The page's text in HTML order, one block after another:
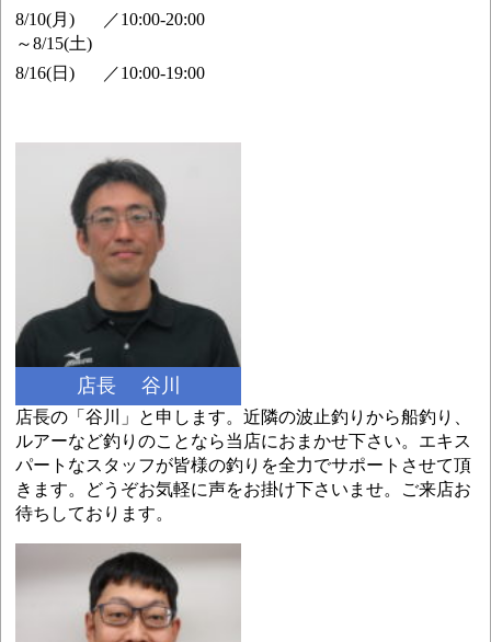
8/10(月)
～8/15(土)
／10:00-20:00
8/16(日) ／10:00-19:00
店長 谷川
店長の「谷川」と申します。近隣の波止釣りから船釣り、
ルアーなど釣りのことなら当店におまかせ下さい。エキス
パートなスタッフが皆様の釣りを全力でサポートさせて頂
きます。どうぞお気軽に声をお掛け下さいませ。ご来店お
待ちしております。